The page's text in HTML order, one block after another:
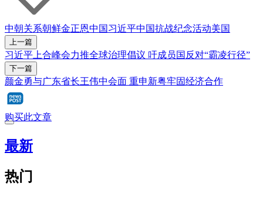
中朝关系朝鲜金正恩中国习近平中国抗战纪念活动美国
上一篇
习近平上合峰会力推全球治理倡议 吁成员国反对“霸凌行径”
下一篇
颜金勇与广东省长王伟中会面 重申新粤牢固经济合作
购买此文章
最新
热门